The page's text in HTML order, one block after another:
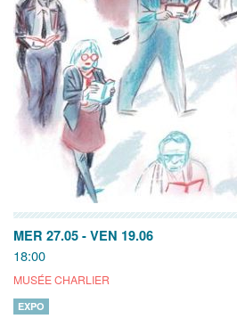
MER 27.05 - VEN 19.06
18:00
MUSÉE CHARLIER
EXPO